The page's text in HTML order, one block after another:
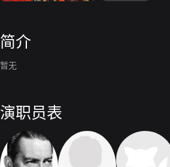
简介
暂无
演职员表